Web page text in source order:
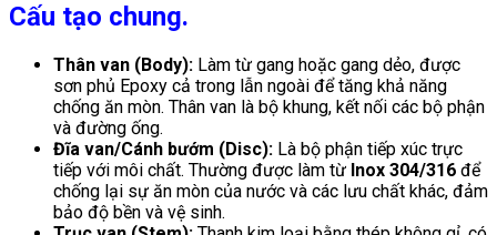
Cấu tạo chung.
Thân van (Body): Làm từ gang hoặc gang dẻo, được
sơn phủ Epoxy cả trong lẫn ngoài để tăng khả năng
chống ăn mòn. Thân van là bộ khung, kết nối các bộ phận
và đường ống.
Đĩa van/Cánh bướm (Disc): Là bộ phận tiếp xúc trực
tiếp với môi chất. Thường được làm từ Inox 304/316 để
chống lại sự ăn mòn của nước và các lưu chất khác, đảm
bảo độ bền và vệ sinh.